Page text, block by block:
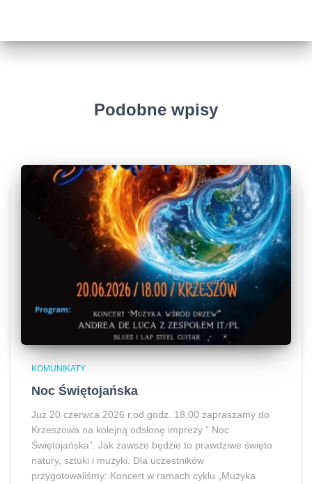
Podobne wpisy
KOMUNIKATY
Noc Świętojańska
Już 20 czerwca 2026 r.od godz. 18.00 zapraszamy do
Krzeszowa na kolejną odsłonę imprezy ” Noc
Świętojańska”. Jak zawsze będzie to prawdziwe święto
natury, sztuki i muzyki. Dla uczestników
przygotowaliśmy: Koncert w ramach cyklu „Muzyka